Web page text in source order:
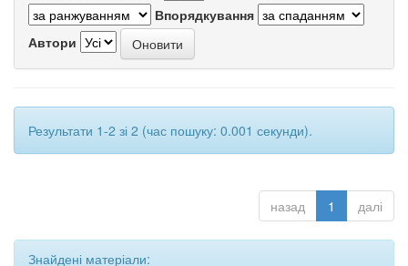
Впорядкування
Автори
Результати 1-2 зі 2 (час пошуку: 0.001 секунди).
назад 1 далі
Знайдені матеріали: